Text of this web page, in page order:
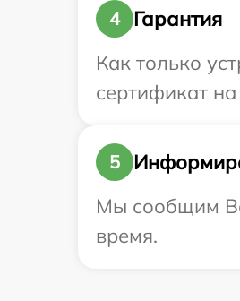
4
Гарантия
Как только
сертификат
5
Мы сообщим
время.